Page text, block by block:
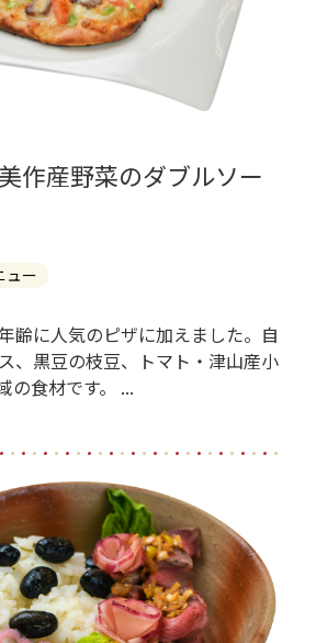
作産野菜のダブルソー
ュー
齢に人気のピザに加えました。自
、黒豆の枝豆、トマト・津山産小
の食材です。 ...